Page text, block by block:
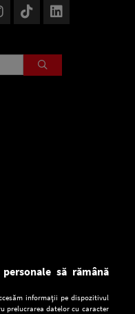
pentru smartphone:
să rămână
informații pe dispozitivul
prelucrarea datelor cu caracter